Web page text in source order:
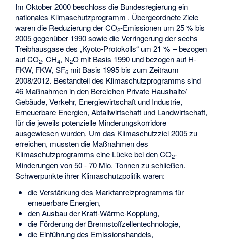
Im Oktober 2000 beschloss die Bundesregierung ein
nationales Klimaschutzprogramm . Übergeordnete Ziele
waren die Reduzierung der CO2-Emissionen um 25 % bis
2005 gegenüber 1990 sowie die Verringerung der sechs
Treibhausgase des „Kyoto-Protokolls“ um 21 % – bezogen
auf CO2, CH4, N2O mit Basis 1990 und bezogen auf H-
FKW, FKW, SF6 mit Basis 1995 bis zum Zeitraum
2008/2012. Bestandteil des Klimaschutzprogramms sind
46 Maßnahmen in den Bereichen Private Haushalte/
Gebäude, Verkehr, Energiewirtschaft und Industrie,
Erneuerbare Energien, Abfallwirtschaft und Landwirtschaft,
für die jeweils potenzielle Minderungskorridore
ausgewiesen wurden. Um das Klimaschutzziel 2005 zu
erreichen, mussten die Maßnahmen des
Klimaschutzprogramms eine Lücke bei den CO2-
Minderungen von 50 - 70 Mio. Tonnen zu schließen.
Schwerpunkte ihrer Klimaschutzpolitik waren:
die Verstärkung des Marktanreizprogramms für
erneuerbare Energien,
den Ausbau der Kraft-Wärme-Kopplung,
die Förderung der Brennstoffzellentechnologie,
die Einführung des Emissionshandels,